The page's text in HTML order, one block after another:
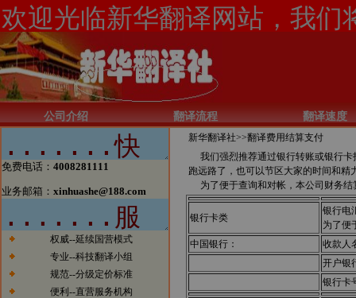
公司介绍 翻译流程 翻译速度
免费电话： 4008281111
业务邮箱： xinhuashe@188.com
权威--延续国营模式
专业--科技翻译小组
规范--分级定价标准
便利--直营服务机构
新闻1：当今电子商务的发展一日
千里，北京翻译公司如果有所作为
的话也必须跟上时代的步伐。今
天，我们已经看到太多的传统行业
涉足电子商务而大获成功的案例。
我们希望在翻译行业，能够看到越
来越多的翻译公司借助电子商务一
步步发展壮大，在将来也能够出现
北京翻译行业中的电子商务应用的
领军企业。
新闻2：新华翻译社公司自成立以
来已经成功为全球五百强企业、跨
国公司、国内公司、国家部委、政
府机构、国际组织、外国驻华使馆
商务处、出版社、商业银行、投资
银行、律师事务所、会计师事务
新华翻译社>>翻译费用结算支付
我们强烈推荐通过银行转账或银行卡
跑远路了，也可以节区大家的时间和精
为了便于查询和对帐，本公司财务结
银行卡类
银行电
为了便
中国银行：
收款人
开户银
银行卡